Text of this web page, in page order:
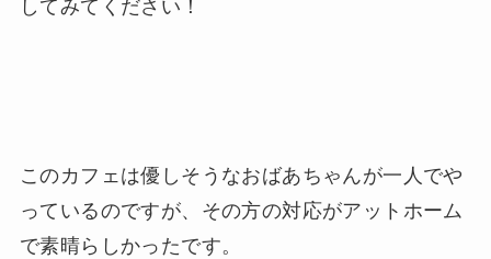
してみてください！
このカフェは優しそうなおばあちゃんが一人でや
っているのですが、その方の対応がアットホーム
で素晴らしかったです。